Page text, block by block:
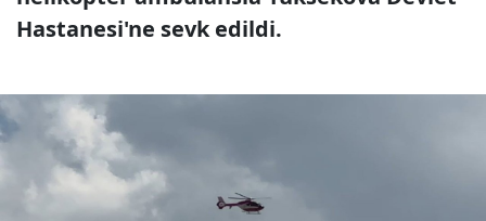
Hastanesi'ne sevk edildi.